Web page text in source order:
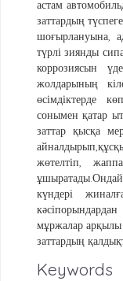
астам
заттардың
шоғырлануына,
түрлі зиянды
коррозиясын
жолдарының
өсімдіктерде
сонымен қатар
заттар қысқа
жөтелтіп,
күндері
мұржалар арқылы
заттардың
Keywords